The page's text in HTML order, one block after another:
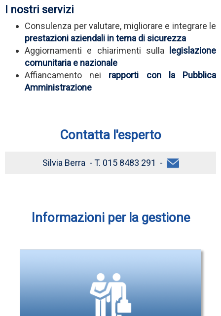
I nostri servizi
Consulenza per valutare, migliorare e integrare le
prestazioni aziendali in tema di sicurezza
Aggiornamenti e chiarimenti sulla legislazione
comunitaria e nazionale
Affiancamento nei rapporti con la Pubblica
Amministrazione
Contatta l'esperto
Silvia Berra - T. 015 8483 291 -
Informazioni per la gestione